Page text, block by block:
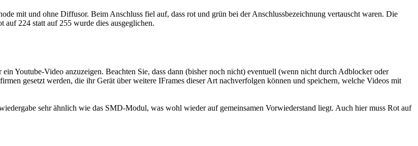
mit und ohne Diffusor. Beim Anschluss fiel auf, dass rot und grün bei der Anschlussbezeichnung vertauscht waren. Die
224 statt auf 255 wurde dies ausgeglichen.
sehr ähnlich wie das SMD-Modul, was wohl wieder auf gemeinsamen Vorwiederstand liegt. Auch hier muss Rot auf